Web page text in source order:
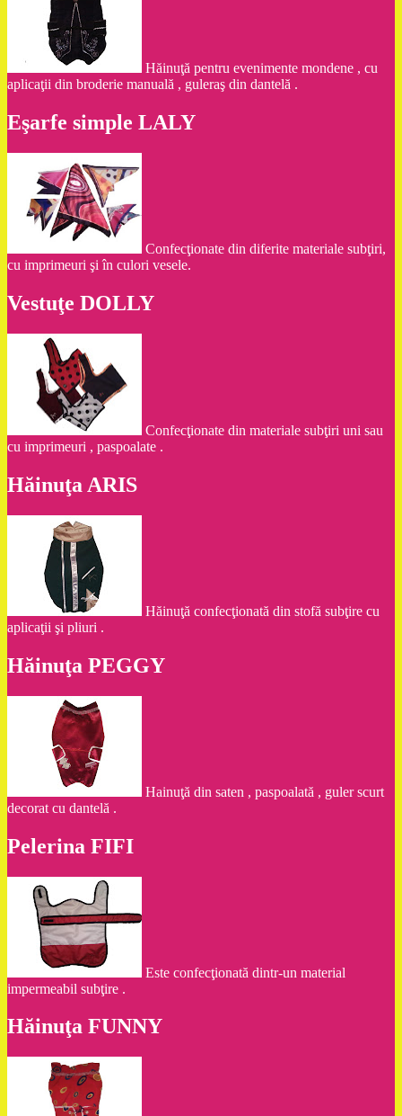
Hăinuţă pentru evenimente mondene , cu
aplicaţii din broderie manuală , guleraş din dantelă .
Eşarfe simple LALY
Confecţionate din diferite materiale subţiri,
cu imprimeuri şi în culori vesele.
Vestuţe DOLLY
Confecţionate din materiale subţiri uni sau
cu imprimeuri , paspoalate .
Hăinuţa ARIS
Hăinuţă confecţionată din stofă subţire cu
aplicaţii şi pliuri .
Hăinuţa PEGGY
Hainuţă din saten , paspoalată , guler scurt
decorat cu dantelă .
Pelerina FIFI
Este confecţionată dintr-un material
impermeabil subţire .
Hăinuţa FUNNY